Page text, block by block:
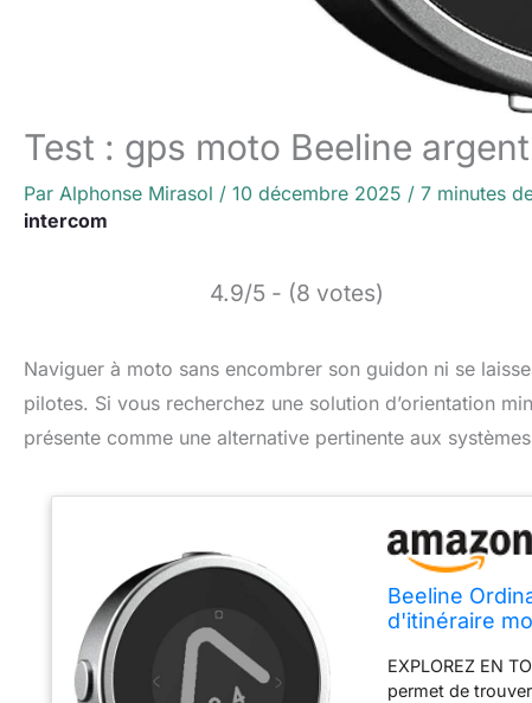
Test : gps moto Beeline
Par Alphonse Mirasol / 10 décembre 2025 / 7 minutes
intercom
4.9/5 - (8 votes)
Naviguer à moto sans encombrer son guidon ni se
pilotes. Si vous recherchez une solution d’orientation
présente comme une alternative pertinente aux
Beeline
d'itinéraire
EXPLOREZ EN
permet de